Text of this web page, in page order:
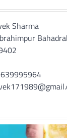
Sharma